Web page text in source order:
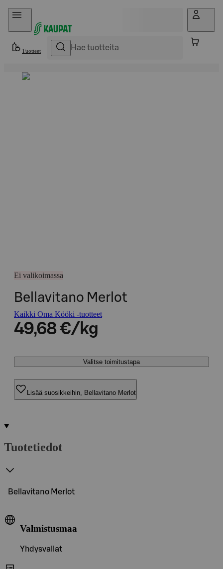
Hyppää sisältöön
Tuotteet
Ei valikoimassa
Bellavitano Merlot
Kaikki Oma Kööki -tuotteet
49,68 €/kg
Valitse toimitustapa
Lisää suosikkeihin, Bellavitano Merlot
Tuotetiedot
Bellavitano Merlot
Valmistusmaa
Yhdysvallat